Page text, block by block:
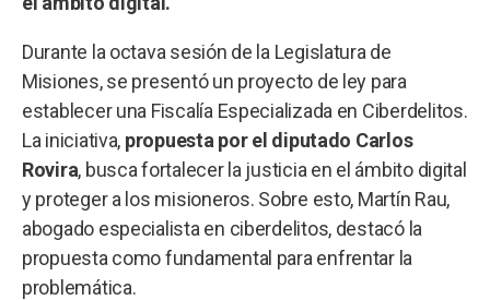
Durante la octava sesión de la Legislatura de
Misiones, se presentó un proyecto de ley para
establecer una Fiscalía Especializada en Ciberdelitos.
La iniciativa, propuesta por el diputado Carlos
Rovira, busca fortalecer la justicia en el ámbito digital
y proteger a los misioneros. Sobre esto, Martín Rau,
abogado especialista en ciberdelitos, destacó la
propuesta como fundamental para enfrentar la
problemática.